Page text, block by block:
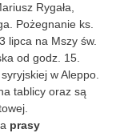
Rygała,
Pożegnanie ks.
lipca na Mszy św.
od godz. 15.
w Aleppo.
tablicy oraz są
prasy